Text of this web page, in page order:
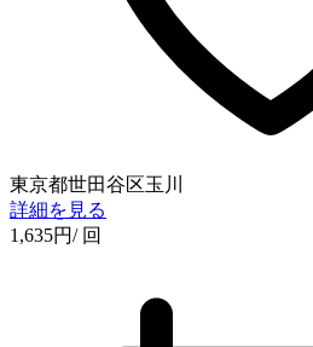
東京都世田谷区玉川
詳細を見る
1,635円/ 回